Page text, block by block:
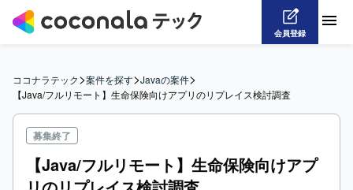
会員登録
ココナラテック>案件を探す>Javaの案件>
【Java/フルリモート】生命保険向けアプリのリプレイス検討調査
募集終了
【Java/フルリモート】生命保険向けアプ